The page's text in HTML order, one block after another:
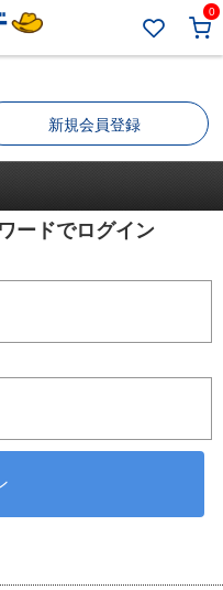
0
新規会員登録
ードでログイン